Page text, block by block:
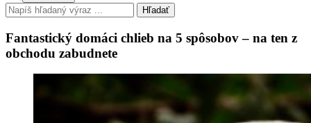
Hľadať
Fantastický domáci chlieb na 5 spôsobov – na ten z
obchodu zabudnete